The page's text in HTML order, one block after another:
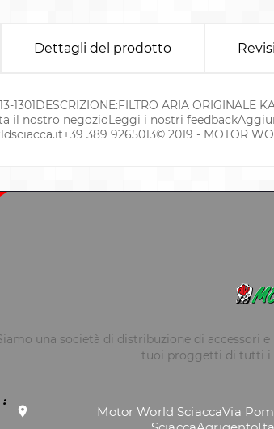
Dettagli del prodotto
1301DESCRIZIONE:FILTRO ARIA
il nostro negozioLeggi i nostri
+39 389 9265013© 2019 - MOTOR
una società di distribuzione di accessori
tuoi proggetti di tutti i
 Motor World SciaccaVia